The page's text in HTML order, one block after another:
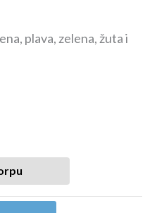
plava, zelena, žuta i